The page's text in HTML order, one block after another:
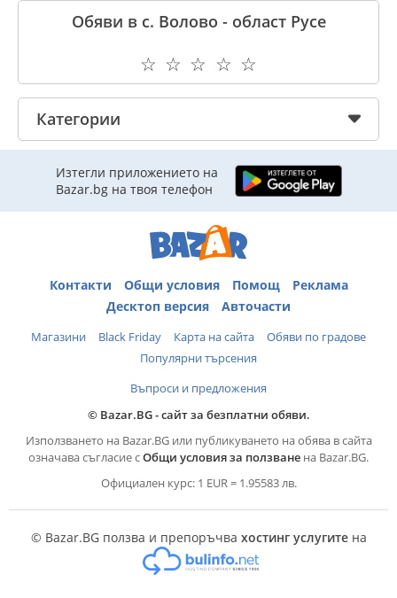
Обяви в с. Волово - област Русе
☆
☆
☆
☆
☆
Категории
Изтегли приложението на
Bazar.bg на твоя телефон
Контакти Общи условия Помощ
Реклама
Десктоп версия
Авточасти
Магазини Black Friday Карта на сайта
Обяви по градове
Популярни търсения
Въпроси и предложения
© Bazar.BG - сайт за безплатни обяви.
Използването на Bazar.BG или публикуването на обява в сайта
означава съгласие сОбщи условия за ползване на Bazar.BG.
Официален курс: 1 EUR = 1.95583 лв.
© Bazar.BG ползва и препоръчва хостинг услугитена